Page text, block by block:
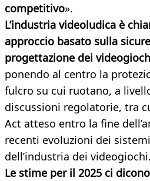
competitivo».
L’industria videoludica è
approccio basato sulla
progettazione dei
ponendo al centro la
fulcro su cui ruotano, a
discussioni regolatorie, tra
Act atteso entro la fine
recenti evoluzioni dei
dell’industria dei videogiochi.
Le stime per il 2025 ci